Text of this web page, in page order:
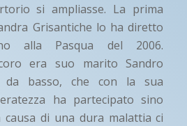
si ampliasse. La prima
Grisantiche lo ha diretto
alla Pasqua del 2006.
era suo marito Sandro
da basso, che con la sua
ha partecipato sino
causa di una dura malattia ci